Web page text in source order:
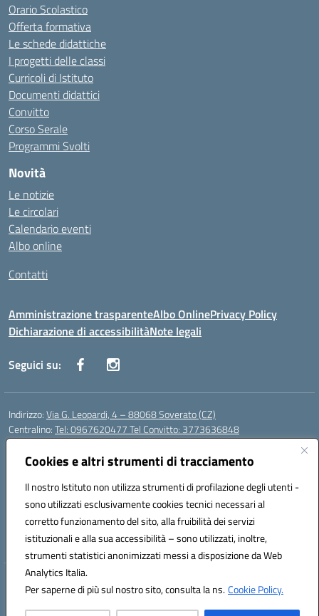
Cookies e altri strumenti di tracciamento
Il nostro Istituto non utilizza strumenti di profilazione degli utenti -
sono utilizzati esclusivamente cookies tecnici necessari al
corretto funzionamento del sito, alla fruibilità dei servizi
istituzionali e alla sua accessibilità – sono utilizzati, inoltre,
strumenti statistici anonimizzati messi a disposizione da Web
Analytics Italia.
Per saperne di più sul nostro sito, consulta la ns.Cookie Policy.
Orario Scolastico
Offerta formativa
Le schede didattiche
I progetti delle classi
Curricoli di Istituto
Documenti didattici
Convitto
Corso Serale
Programmi Svolti
Novità
Le notizie
Le circolari
Calendario eventi
Albo online
Contatti
Amministrazione trasparenteAlbo OnlinePrivacy Policy
Dichiarazione di accessibilitàNote legali
Seguici su:
Indirizzo:Via G. Leopardi, 4 – 88068 Soverato (CZ)
Centralino:Tel: 0967620477 Tel Convitto: 3773636848
Email:
Posta elettronica certificata (PEC):czrh04000q@pec.istruzione.it
Codice fiscale: 84000690796
Codice meccanografico:CZRH04000Q
Codice Indice delle Pubbliche Amministrazioni (IPA): istsc_czrh04000q
Codice unico di fatturazione (CUF): UF9M13
Hosting & Powered by 3D Solution S.r.l.
Concept & Design by Designers Italia